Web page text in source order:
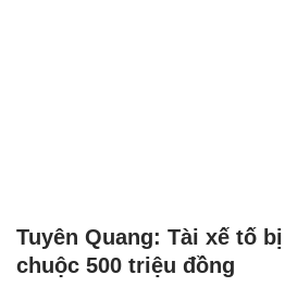
Tuyên Quang: Tài xế tố
chuộc 500 triệu đồng